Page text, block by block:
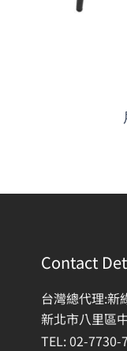
Contact
台灣總代理:新
新北市八里區
TEL: 02-7730-